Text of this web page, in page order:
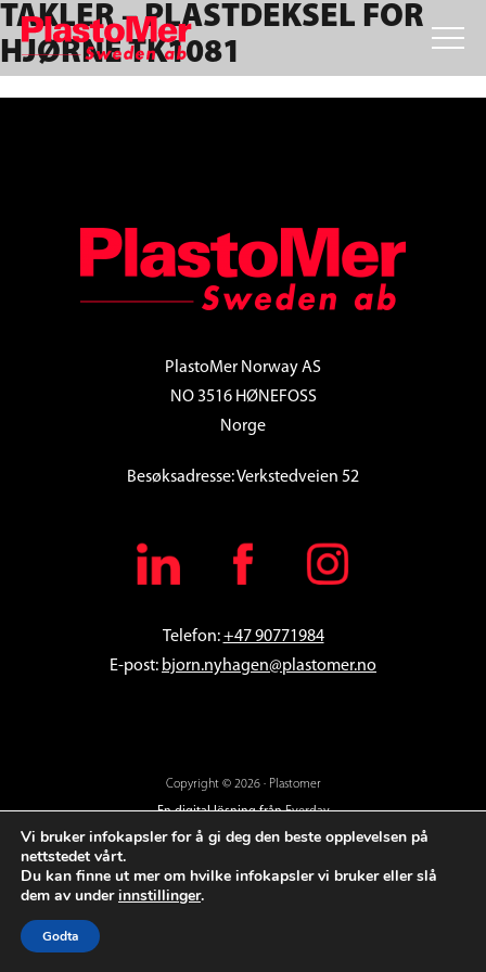
Skip
to
primary
navigation
Skip
to
main
content
Skip
to
footer
TAKLER – PLASTDEKSEL FOR
HJØRNE TK1081
PlastoMer Norway AS
NO 3516 HØNEFOSS
Norge
Besøksadresse: Verkstedveien 52
Telefon:+47 90771984
E-post: bjorn.nyhagen@plastomer.no
Copyright © 2026 · Plastomer
En digital lösning frånEverday
Vi bruker infokapsler for å gi deg den beste opplevelsen på
nettstedet vårt.
Du kan finne ut mer om hvilke infokapsler vi bruker eller slå
dem av underinnstillinger.
Godta